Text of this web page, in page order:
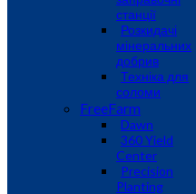
станції
Розкидачі
мінеральних
добрив
Техніка для
соломи
FreeFarm
Dawn
360 Yield
Center
Precision
Planting